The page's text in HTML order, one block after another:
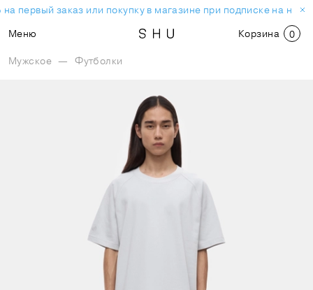
первый заказ или покупку в магазине при подписке на
Меню
Корзина 0
Мужское — Футболки